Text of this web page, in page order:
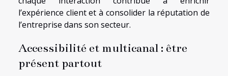
l’expérience client et à consolider la réputation de
l’entreprise dans son secteur.
Accessibilité et multicanal : être
présent partout